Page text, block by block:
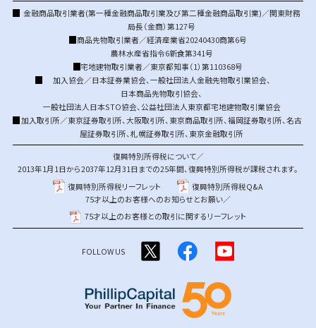
金融商品取引業者(第一種金融商品取引業及び第二種金融商品取引業)／関東財務
局長（金商）第127号
商品先物取引業者／経済産業省20240430商第6号
農林水産省指令6新食第341号
宅地建物取引業者／東京都知事（1）第110368号
加入協会／日本証券業協会、 一般社団法人金融先物取引業協会、
日本商品先物取引協会、
一般社団法人日本STO協会、 公益社団法人東京都宅地建物取引業協会
加入取引所／東京証券取引所、大阪取引所、 東京商品取引所、福岡証券取引所、名古
屋証券取引所、札幌証券取引所、 東京金融取引所
復興特別所得税について／
2013年1月1日から2037年12月31日までの25年間、復興特別所得税が課税されます。
復興特別所得税リーフレット
復興特別所得税Q&A
75才以上のお客様へのお知らせとお願い／
75才以上のお客様との取引に関するリーフレット
FOLLOW US